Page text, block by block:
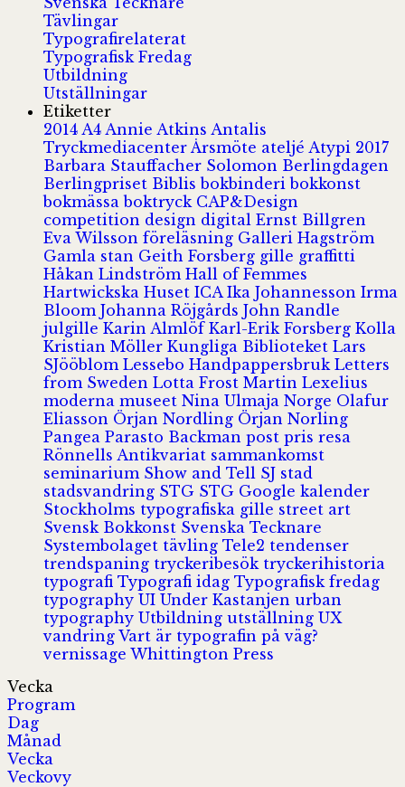
Tävlingar
Typografirelaterat
Typografisk Fredag
Utbildning
Utställningar
Etiketter
2014 A4 Annie Atkins Antalis
Tryckmediacenter Årsmöte ateljé Atypi 2017
Barbara Stauffacher Solomon Berlingdagen
Berlingpriset Biblisbokbinderibokkonst
bokmässaboktryck CAP&Design
competition design digital Ernst Billgren
Eva Wilsson föreläsning Galleri Hagström
Gamla stan Geith Forsberg gille graffitti
Håkan Lindström Hall of Femmes
Hartwickska Huset ICA Ika Johannesson Irma
Bloom Johanna Röjgårds John Randle
julgille Karin Almlöf Karl-Erik Forsberg Kolla
Kristian Möller Kungliga Biblioteket Lars
SJööblom Lessebo Handpappersbruk Letters
from Sweden Lotta Frost Martin Lexelius
moderna museet Nina Ulmaja Norge Olafur
Eliasson Örjan Nordling Örjan Norling
Pangea Parasto Backman post pris resa
Rönnells Antikvariat sammankomst
seminarium Show and Tell SJ stad
stadsvandring STG STG Google kalender
Stockholms typografiska gille street art
Svensk Bokkonst Svenska Tecknare
Systembolaget tävling Tele2 tendenser
trendspaning tryckeribesök tryckerihistoria
typografi Typografi idag Typografisk fredag
typography UI Under Kastanjen urban
typography Utbildning utställning UX
vandring Vart är typografin på väg?
vernissage Whittington Press
Vecka
Program
Dag
Månad
Vecka
Veckovy